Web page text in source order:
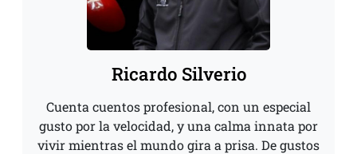
Ricardo Silverio
Cuenta cuentos profesional, con un especial
gusto por la velocidad, y una calma innata por
vivir mientras el mundo gira a prisa. De gustos